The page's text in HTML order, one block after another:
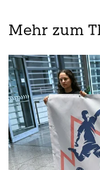
Mehr zum